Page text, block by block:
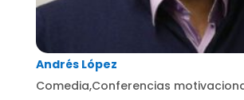
Andrés López
Comedia,Conferencias